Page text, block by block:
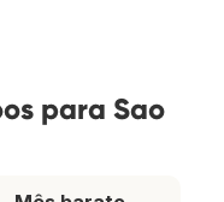
para Sao